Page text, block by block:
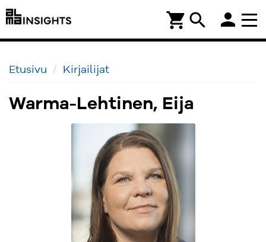
search
shopping_cart person
Etusivu Kirjailijat
Warma-Lehtinen, Eija